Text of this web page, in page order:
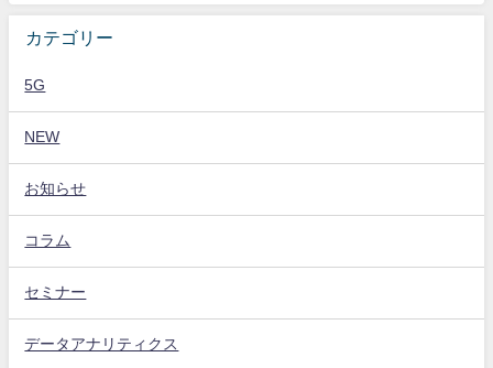
カテゴリー
5G
NEW
お知らせ
コラム
セミナー
データアナリティクス